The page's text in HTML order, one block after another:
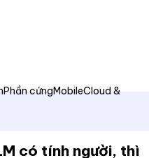
Phần cứngMobileCloud &
có tính người, thì